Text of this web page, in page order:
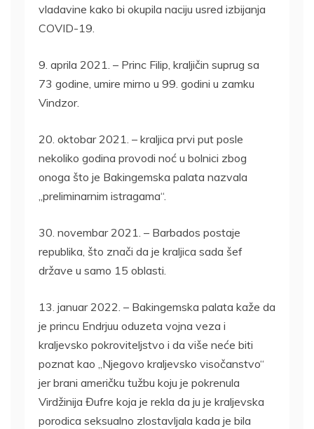
vladavine kako bi okupila naciju usred izbijanja
COVID-19.
9. aprila 2021. – Princ Filip, kraljičin suprug sa
73 godine, umire mirno u 99. godini u zamku
Vindzor.
20. oktobar 2021. – kraljica prvi put posle
nekoliko godina provodi noć u bolnici zbog
onoga što je Bakingemska palata nazvala
„preliminarnim istragama“.
30. novembar 2021. – Barbados postaje
republika, što znači da je kraljica sada šef
države u samo 15 oblasti.
13. januar 2022. – Bakingemska palata kaže da
je princu Endrjuu oduzeta vojna veza i
kraljevsko pokroviteljstvo i da više neće biti
poznat kao „Njegovo kraljevsko visočanstvo“
jer brani američku tužbu koju je pokrenula
Virdžinija Đufre koja je rekla da ju je kraljevska
porodica seksualno zlostavljala kada je bila